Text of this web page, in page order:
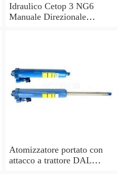
Idraulico Cetop 3 NG6
Manuale Direzionale
Atomizzatore portato con
attacco a trattore DAL